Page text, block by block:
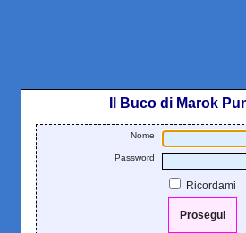
Il Buco di Marok
Nome
Password
Ricordami